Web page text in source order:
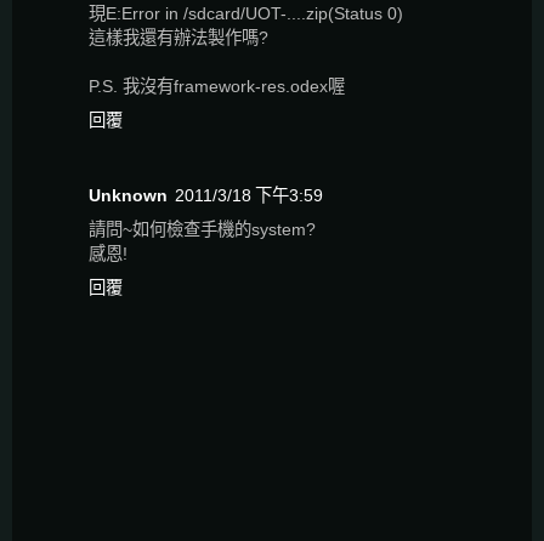
現E:Error in /sdcard/UOT-....zip(Status 0)
這樣我還有辦法製作嗎?
P.S. 我沒有framework-res.odex喔
回覆
Unknown 2011/3/18 下午3:59
請問~如何檢查手機的system?
感恩!
回覆